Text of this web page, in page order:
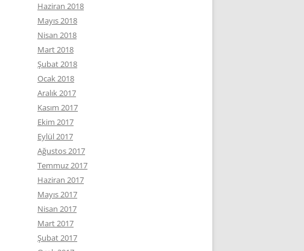
Haziran 2018
Mayıs 2018
Nisan 2018
Mart 2018
Şubat 2018
Ocak 2018
Aralık 2017
Kasım 2017
Ekim 2017
Eylül 2017
Ağustos 2017
Temmuz 2017
Haziran 2017
Mayıs 2017
Nisan 2017
Mart 2017
Şubat 2017